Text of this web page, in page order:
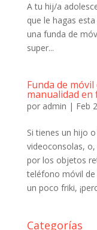
A tu hij/a
que le hagas
una funda de
super...
Funda de
manualidad en
por admin | Feb
Si tienes un hijo
videoconsolas,
por los objetos
teléfono móvil
un poco friki,
Categorías